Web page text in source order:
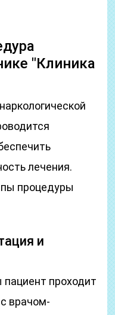
"Клиника
лечения.
процедуры
и
проходит
с врачом-